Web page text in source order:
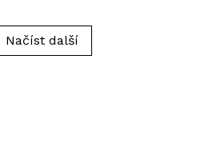
Načíst další